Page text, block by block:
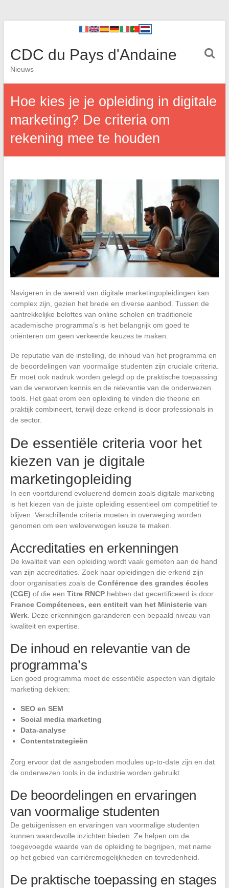
CDC du Pays d'Andaine
Nieuws
Hoe kies je je opleiding in digitale
marketing? De criteria om
rekening mee te houden
Navigeren in de wereld van digitale marketingopleidingen kan
complex zijn, gezien het brede en diverse aanbod. Tussen de
aantrekkelijke beloftes van online scholen en traditionele
academische programma’s is het belangrijk om goed te
oriënteren om geen verkeerde keuzes te maken.
De reputatie van de instelling, de inhoud van het programma en
de beoordelingen van voormalige studenten zijn cruciale criteria.
Er moet ook nadruk worden gelegd op de praktische toepassing
van de verworven kennis en de relevantie van de onderwezen
tools. Het gaat erom een opleiding te vinden die theorie en
praktijk combineert, terwijl deze erkend is door professionals in
de sector.
De essentiële criteria voor het
kiezen van je digitale
marketingopleiding
In een voortdurend evoluerend domein zoals digitale marketing
is het kiezen van de juiste opleiding essentieel om competitief te
blijven. Verschillende criteria moeten in overweging worden
genomen om een weloverwogen keuze te maken.
Accreditaties en erkenningen
De kwaliteit van een opleiding wordt vaak gemeten aan de hand
van zijn accreditaties. Zoek naar opleidingen die erkend zijn
door organisaties zoals de Conférence des grandes écoles
(CGE) of die een Titre RNCPhebben dat gecertificeerd is door
France Compétences, een entiteit van het Ministerie van
Werk. Deze erkenningen garanderen een bepaald niveau van
kwaliteit en expertise.
De inhoud en relevantie van de
programma’s
Een goed programma moet de essentiële aspecten van digitale
marketing dekken:
SEO en SEM
Social media marketing
Data-analyse
Contentstrategieën
Zorg ervoor dat de aangeboden modules up-to-date zijn en dat
de onderwezen tools in de industrie worden gebruikt.
De beoordelingen en ervaringen
van voormalige studenten
De getuigenissen en ervaringen van voormalige studenten
kunnen waardevolle inzichten bieden. Ze helpen om de
toegevoegde waarde van de opleiding te begrijpen, met name
op het gebied van carrièremogelijkheden en tevredenheid.
De praktische toepassing en stages